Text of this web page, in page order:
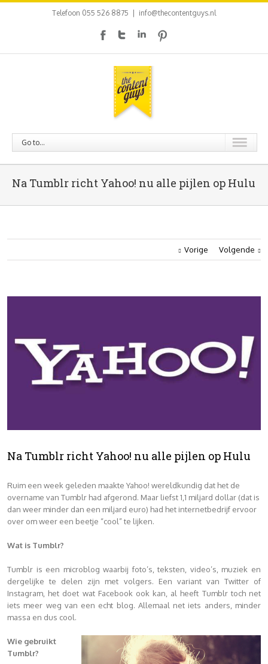
Telefoon 055 526 8875 info@thecontentguys.nl
Go to...
Na Tumblr richt Yahoo! nu alle pijlen op Hulu
Vorige Volgende
Na Tumblr richt Yahoo! nu alle pijlen op Hulu
Ruim een week geleden maakte Yahoo! wereldkundig dat het de
overname van Tumblr had afgerond. Maar liefst 1,1 miljard dollar (dat is
dan weer minder dan een miljard euro) had het internetbedrijf ervoor
over om weer een beetje “cool” te lijken.
Wat is Tumblr?
Tumblr is een microblog waarbij foto’s, teksten, video’s, muziek en
dergelijke te delen zijn met volgers. Een variant van Twitter of
Instagram, het doet wat Facebook ook kan, al heeft Tumblr toch net
iets meer weg van een echt blog. Allemaal net iets anders, minder
massa en dus cool.
Wie gebruikt
Tumblr?